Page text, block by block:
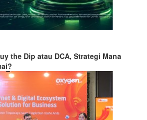
the Dip atau DCA, Strategi Mana